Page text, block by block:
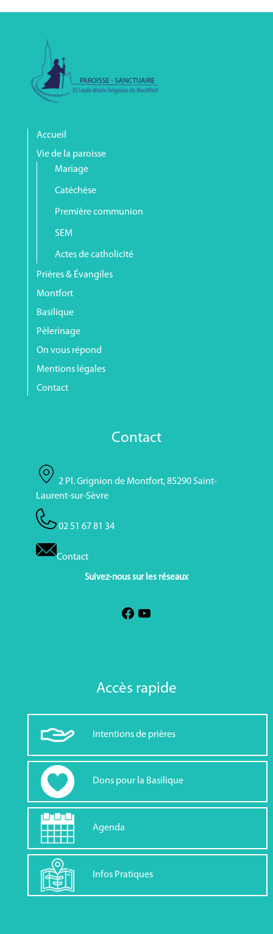
Accueil
Vie de la paroisse
Mariage
Catéchèse
Première communion
SEM
Actes de catholicité
Prières & Évangiles
Montfort
Basilique
Pèlerinage
On vous répond
Mentions légales
Contact
Contact
2 Pl. Grignion de Montfort, 85290 Saint-
Laurent-sur-Sèvre
02 51 67 81 34
Contact
Suivez-nous sur les réseaux
Accès rapide
Intentions de prières
Dons pour la Basilique
Agenda
Infos Pratiques